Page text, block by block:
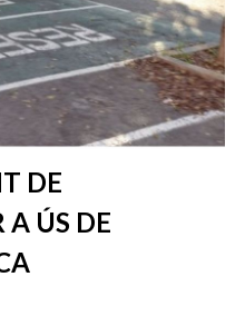
DE
A ÚS DE